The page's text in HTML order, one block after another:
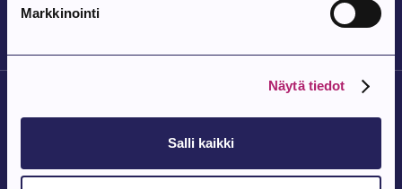
Markkinointi
Näytä tiedot
Salli kaikki